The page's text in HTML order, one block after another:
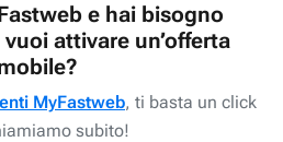
e hai bisogno
attivare un’offerta
MyFastweb, ti basta un click
subito!